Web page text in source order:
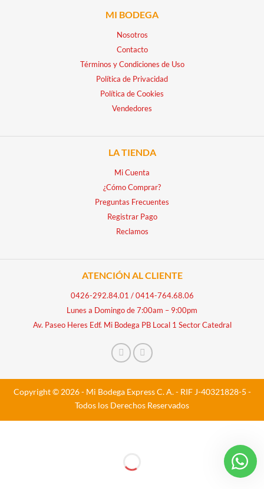
MI BODEGA
Nosotros
Contacto
Términos y Condiciones de Uso
Política de Privacidad
Política de Cookies
Vendedores
LA TIENDA
Mi Cuenta
¿Cómo Comprar?
Preguntas Frecuentes
Registrar Pago
Reclamos
ATENCIÓN AL CLIENTE
0426-292.84.01 /0414-764.68.06
Lunes a Domingo de 7:00am – 9:00pm
Av. Paseo Heres Edf. Mi Bodega PB Local 1 Sector Catedral
Copyright © 2026 - Mi Bodega Express C. A. - RIF J-40321828-5 -
Todos los Derechos Reservados